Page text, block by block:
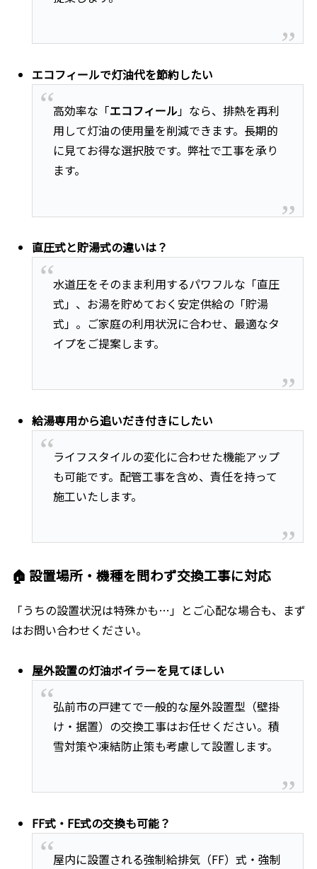
エコフィールで灯油代を節約したい
高効率な「エコフィール」なら、排熱を再利
用して灯油の使用量を削減できます。長期的
に見てお得な選択肢です。弊社で工事を承り
ます。
直圧式と貯湯式の違いは？
水道圧をそのまま利用するパワフルな「直圧
式」、お湯を貯めておく安定供給の「貯湯
式」。ご家庭の利用状況に合わせ、最適なタ
イプをご提案します。
給湯専用から追いだき付きにしたい
ライフスタイルの変化に合わせた機能アップ
も可能です。配管工事を含め、責任を持って
施工いたします。
🏠 設置場所・機種を問わず交換工事に対応
「うちの設置状況は特殊かも…」とご心配な場合も、まず
はお問い合わせください。
屋外設置の灯油ボイラーを見てほしい
弘前市の戸建てで一般的な屋外設置型（壁掛
け・据置）の交換工事はお任せください。積
雪対策や凍結防止策も考慮して設置します。
FF式・FE式の交換も可能？
屋内に設置される強制給排気（FF）式・強制